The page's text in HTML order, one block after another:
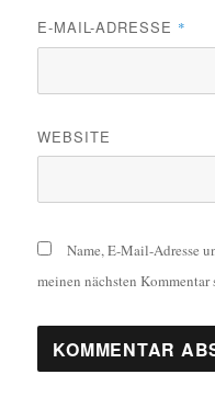
E-MAIL-ADRESSE *
WEBSITE
Name, E-Mail-Adresse
meinen nächsten Kommentar